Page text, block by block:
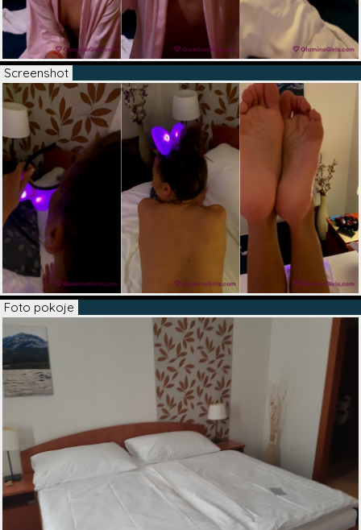
Screenshot
Foto pokoje